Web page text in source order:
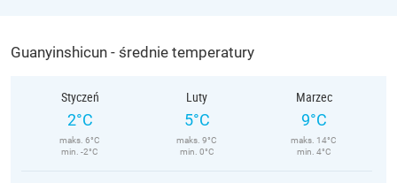
Guanyinshicun - średnie temperatury
Styczeń
2°C
maks. 6°C
min. -2°C
Luty
5°C
maks. 9°C
min. 0°C
Marzec
9°C
maks. 14°C
min. 4°C